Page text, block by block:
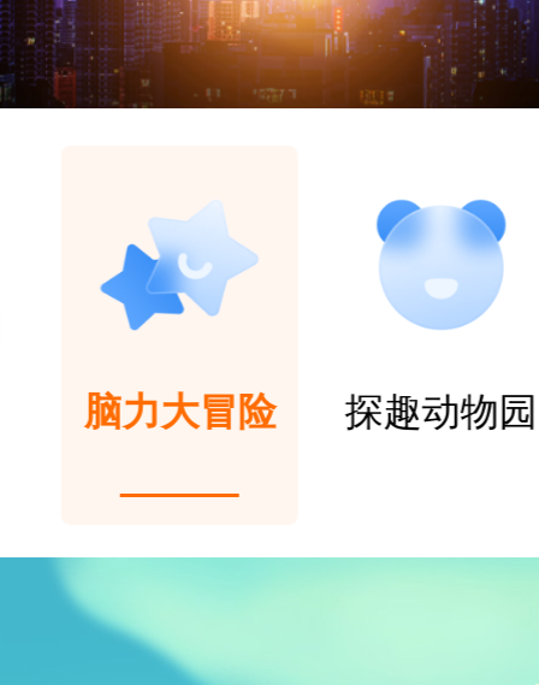
脑力大冒险 探趣动物园